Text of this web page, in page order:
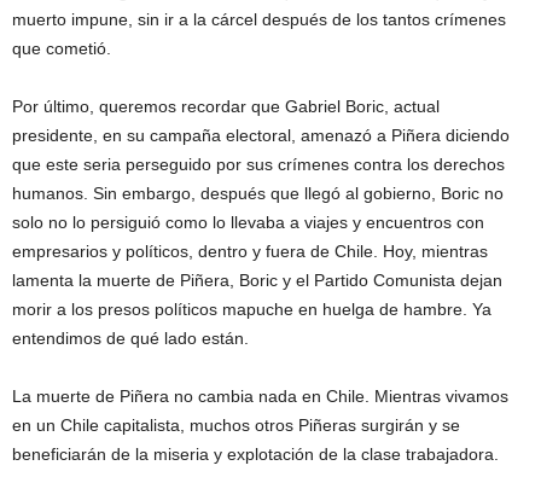
muerto impune, sin ir a la cárcel después de los tantos crímenes
que cometió.
Por último, queremos recordar que Gabriel Boric, actual
presidente, en su campaña electoral, amenazó a Piñera diciendo
que este seria perseguido por sus crímenes contra los derechos
humanos. Sin embargo, después que llegó al gobierno, Boric no
solo no lo persiguió como lo llevaba a viajes y encuentros con
empresarios y políticos, dentro y fuera de Chile. Hoy, mientras
lamenta la muerte de Piñera, Boric y el Partido Comunista dejan
morir a los presos políticos mapuche en huelga de hambre. Ya
entendimos de qué lado están.
La muerte de Piñera no cambia nada en Chile. Mientras vivamos
en un Chile capitalista, muchos otros Piñeras surgirán y se
beneficiarán de la miseria y explotación de la clase trabajadora.